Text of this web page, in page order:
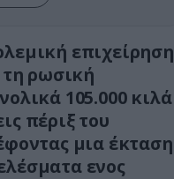
επιχείρηση
τη ρωσική
105.000 κιλά
πέριξ του
μια έκταση
ενος